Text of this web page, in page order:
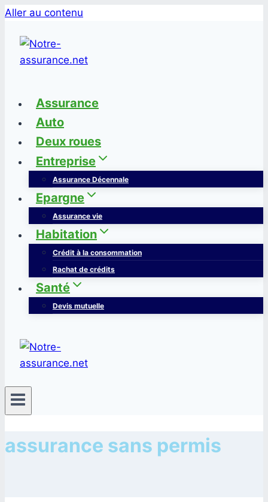
Aller au contenu
Assurance
Auto
Deux roues
Entreprise
Assurance Décennale
Epargne
Assurance vie
Habitation
Crédit à la consommation
Rachat de crédits
Santé
Devis mutuelle
assurance sans permis